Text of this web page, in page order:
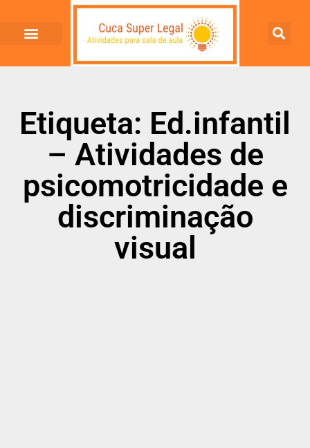
Etiqueta: Ed.infantil
– Atividades de
psicomotricidade e
discriminação
visual